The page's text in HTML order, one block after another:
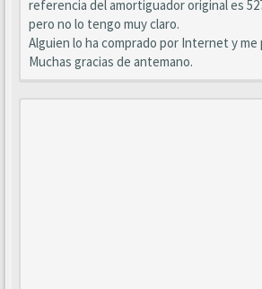
referencia del amortiguador original es
pero no lo tengo muy claro.
Alguien lo ha comprado por Internet y me
Muchas gracias de antemano.